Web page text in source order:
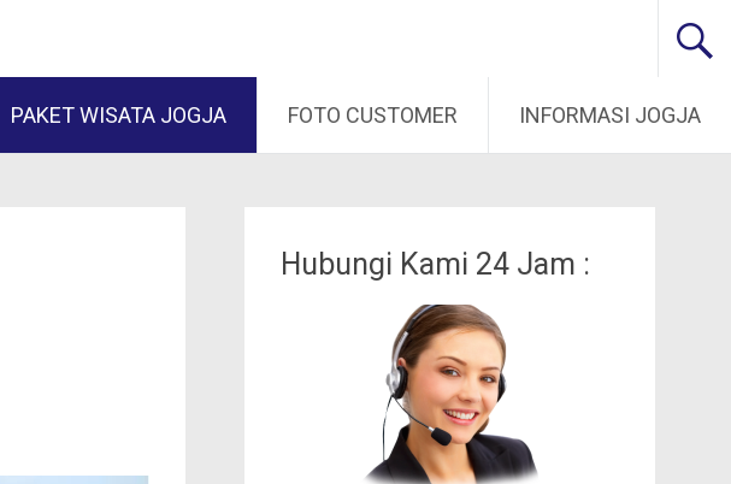
PAKET WISATA JOGJA FOTO CUSTOMER INFORMASI JOGJA
Hubungi Kami 24 Jam :